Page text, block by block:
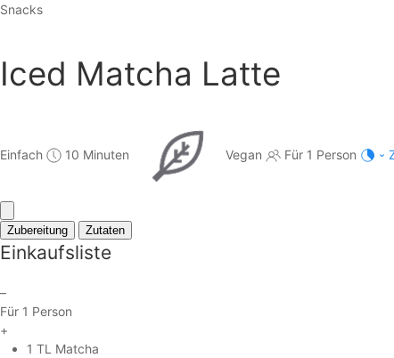
Snacks
Iced Matcha Latte
Einfach 10 Minuten Vegan Für 1 Person
Zubereitung Zutaten
Einkaufsliste
–
Für 1 Person
+
1 TL Matcha